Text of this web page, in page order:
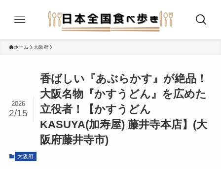
ホーム 大阪府
香ばしい『あぶらかす』が絶品！
大阪名物『かすうどん』を広めた
立役者！【かすうどん
KASUYA(加寿屋) 藤井寺本店】(大
阪府藤井寺市)
2026
2/15
大阪府